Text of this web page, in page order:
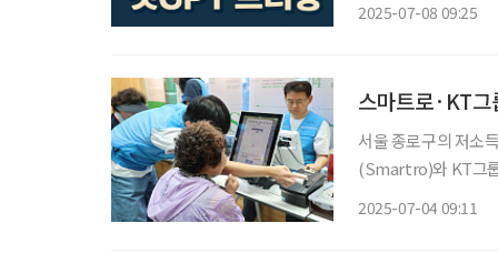
2025-07-08 09:25
서울 종로구의 저소
(Smartro)와 KT그
2025-07-04 09:11